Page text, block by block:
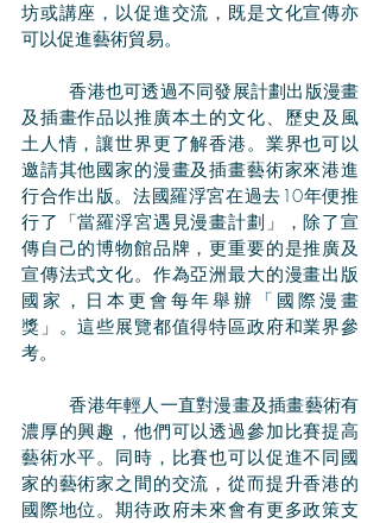
坊或講座，以促進交流，既是文化宣傳亦
可以促進藝術貿易。
	香港也可透過不同發展計劃出版漫畫
及插畫作品以推廣本土的文化、歷史及風
土人情，讓世界更了解香港。業界也可以
邀請其他國家的漫畫及插畫藝術家來港進
行合作出版。法國羅浮宮在過去10年便推
行了「當羅浮宮遇見漫畫計劃」，除了宣
傳自己的博物館品牌，更重要的是推廣及
宣傳法式文化。作為亞洲最大的漫畫出版
國家，日本更會每年舉辦「國際漫畫
獎」。這些展覽都值得特區政府和業界參
考。
	香港年輕人一直對漫畫及插畫藝術有
濃厚的興趣，他們可以透過參加比賽提高
藝術水平。同時，比賽也可以促進不同國
家的藝術家之間的交流，從而提升香港的
國際地位。期待政府未來會有更多政策支